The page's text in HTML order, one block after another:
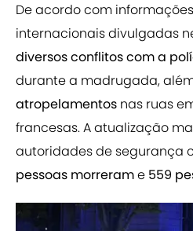
De acordo com
internacionais divulgadas
diversos conflitoscom a
durante a madrugada,
atropelamentos nas ruas
francesas. A atualização
autoridades de segurança
pessoas morrerame 559